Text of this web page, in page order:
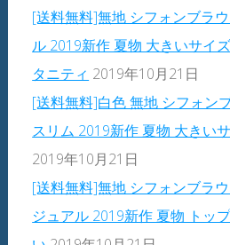
[送料無料]無地 シフォンブラ
ル 2019新作 夏物 大きいサイ
タニティ 2019年10月21日
[送料無料]白色 無地 シフォン
スリム 2019新作 夏物 大きい
2019年10月21日
[送料無料]無地 シフォンブラ
ジュアル 2019新作 夏物 トッ